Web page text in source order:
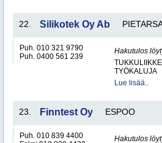
22. Silikotek Oy Ab
Puh. 010 321 9790
Puh. 0400 561 239
Hakutulos
TYÖKALUJA
Lue lisää..
23. Finntest Oy ESPOO
Puh. 010 839 4400
Hakutulos